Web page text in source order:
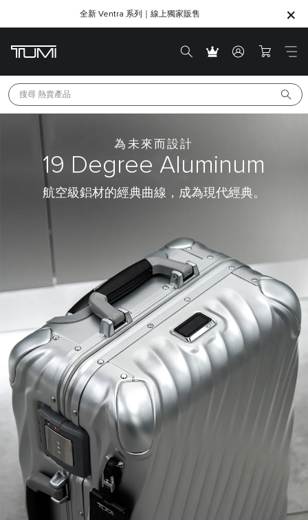
SHOP GIFTS
SHOP GIFTS
全新 Ventra 系列｜線上獨家販售
搜尋 熱賣產品
為未來而設計
19 Degree Aluminum
航空級鋁材的經典曲線，成為現代經典。